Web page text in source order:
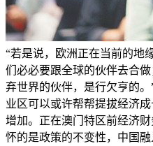
“若是说，欧洲正在当前的地
们必必要跟全球的伙伴去合
弃世界的伙伴，是行欠亨的
业区可以或许帮帮提拔经济
增加。正在澳门特区前经济
怀的是政策的不变性，中国